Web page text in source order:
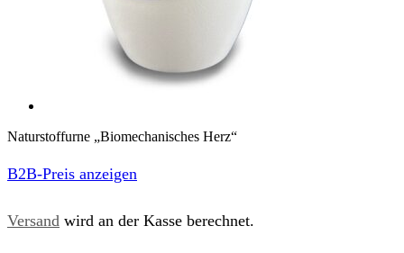
Naturstoffurne „Biomechanisches Herz“
B2B-Preis anzeigen
Versand wird an der Kasse berechnet.